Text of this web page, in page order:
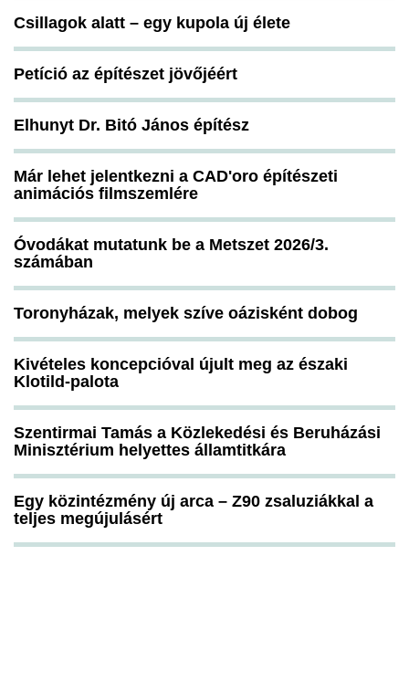
Csillagok alatt – egy kupola új élete
Petíció az építészet jövőjéért
Elhunyt Dr. Bitó János építész
Már lehet jelentkezni a CAD'oro építészeti
animációs filmszemlére
Óvodákat mutatunk be a Metszet 2026/3.
számában
Toronyházak, melyek szíve oázisként dobog
Kivételes koncepcióval újult meg az északi
Klotild-palota
Szentirmai Tamás a Közlekedési és Beruházási
Minisztérium helyettes államtitkára
Egy közintézmény új arca – Z90 zsaluziákkal a
teljes megújulásért